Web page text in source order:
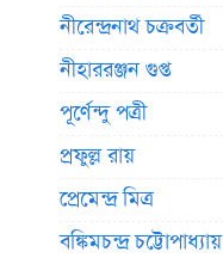
নীরেন্দ্রনাথ চক্রবর্তী
নীহাররঞ্জন গুপ্ত
পূর্ণেন্দু পত্রী
প্রফুল্ল রায়
প্রেমেন্দ্র মিত্র
বঙ্কিমচন্দ্র চট্টোপাধ্যায়